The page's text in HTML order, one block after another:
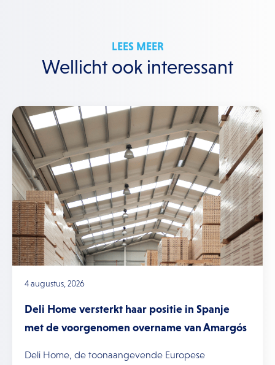
LEES MEER
Wellicht ook interessant
4 augustus, 2026
Deli Home versterkt haar positie in Spanje
met de voorgenomen overname van Amargós
Deli Home, de toonaangevende Europese